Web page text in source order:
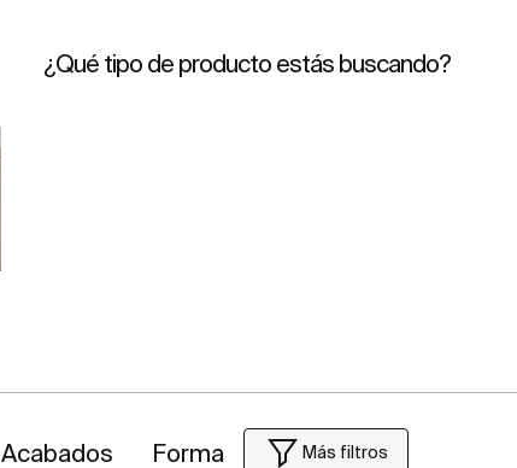
¿Qué tipo de producto estás buscando?
Acabados Forma Más filtros